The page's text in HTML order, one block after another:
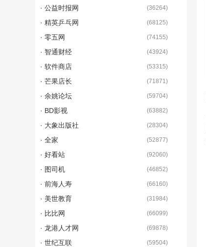
· 公益时报网 (36264)
· 精英乒乓网 (68125)
· 零五网 (74155)
· 智通财经 (43924)
· 软件商店 (53315)
· 芒果店长 (71871)
· 余姚论坛 (59704)
· BD影视 (63882)
· 大象出版社 (28304)
· 全家 (52877)
· 好看站 (92060)
· 图司机 (46852)
· 前海人寿 (66160)
· 美世教育 (31984)
· 比比网 (66099)
· 龙港人才网 (69878)
· 世纪互联 (59504)